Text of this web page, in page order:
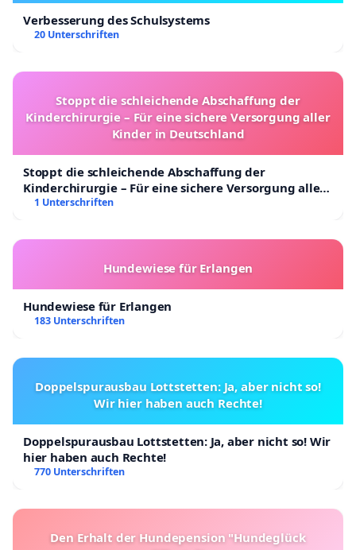
Verbesserung des Schulsystems
20 Unterschriften
Stoppt die schleichende Abschaffung der
Kinderchirurgie – Für eine sichere Versorgung aller
Kinder in Deutschland
Stoppt die schleichende Abschaffung der
Kinderchirurgie – Für eine sichere Versorgung aller
Kinder in Deutschland
1 Unterschriften
Hundewiese für Erlangen
Hundewiese für Erlangen
183 Unterschriften
Doppelspurausbau Lottstetten: Ja, aber nicht so!
Wir hier haben auch Rechte!
Doppelspurausbau Lottstetten: Ja, aber nicht so! Wir
hier haben auch Rechte!
770 Unterschriften
Den Erhalt der Hundepension "Hundeglück